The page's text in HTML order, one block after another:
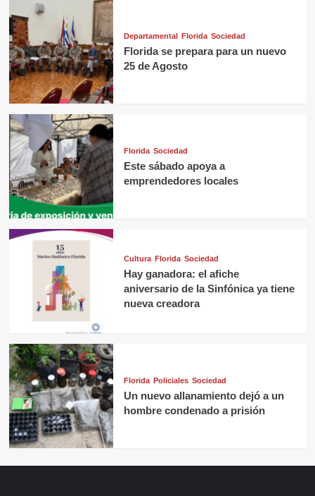
Departamental Florida Sociedad
Florida se prepara para un nuevo
25 de Agosto
Florida Sociedad
Este sábado apoya a
emprendedores locales
Cultura Florida Sociedad
Hay ganadora: el afiche
aniversario de la Sinfónica ya tiene
nueva creadora
Florida Policiales Sociedad
Un nuevo allanamiento dejó a un
hombre condenado a prisión